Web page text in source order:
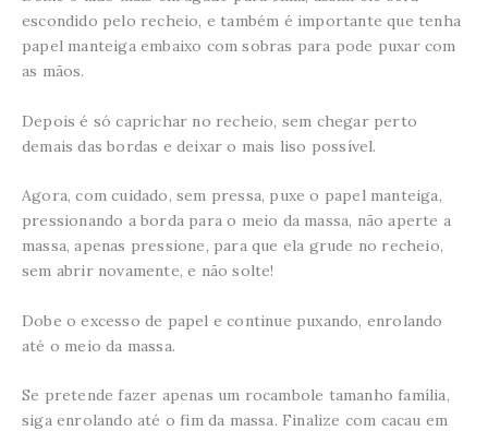
escondido pelo recheio, e também é importante que tenha
papel manteiga embaixo com sobras para pode puxar com
as mãos.
Depois é só caprichar no recheio, sem chegar perto
demais das bordas e deixar o mais liso possível.
Agora, com cuidado, sem pressa, puxe o papel manteiga,
pressionando a borda para o meio da massa, não aperte a
massa, apenas pressione, para que ela grude no recheio,
sem abrir novamente, e não solte!
Dobe o excesso de papel e continue puxando, enrolando
até o meio da massa.
Se pretende fazer apenas um rocambole tamanho família,
siga enrolando até o fim da massa. Finalize com cacau em